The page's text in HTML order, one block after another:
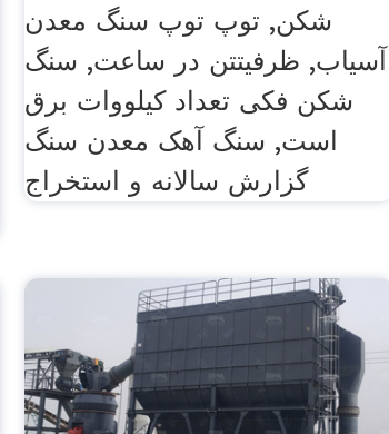
شکن, توپ توپ سنگ معدن
آسیاب, ظرفیتتن در ساعت, سنگ
شکن فکی تعداد کیلووات برق
است, سنگ آهک معدن سنگ
گزارش سالانه و استخراج